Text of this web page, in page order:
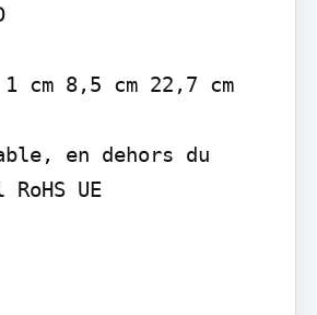
cm 8,5 cm 22,7 cm
en dehors du
UE